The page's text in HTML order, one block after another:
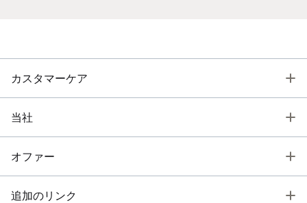
カスタマーケア
当社
オファー
追加のリンク